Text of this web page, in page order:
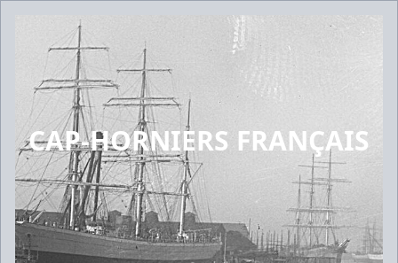
CAP-HORNIERS FRANÇAIS